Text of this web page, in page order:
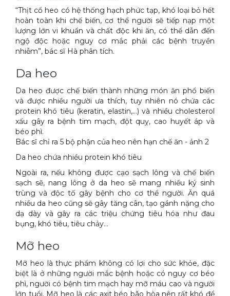
“Thịt cổ heo có hệ thống hạch phức tạp, khó loại bỏ hết
hoàn toàn khi chế biến, cơ thể người sẽ tiếp nạp một
lượng lớn vi khuẩn và chất độc khi ăn, có thể dẫn đến
ngộ độc hoặc nguy cơ mắc phải các bệnh truyền
nhiễm”, bác sĩ Hà phân tích.
Da heo
Da heo được chế biến thành những món ăn phổ biến
và được nhiều người ưa thích, tuy nhiên nó chứa các
protein khó tiêu (keratin, elastin,...) và nhiều cholesterol
xấu gây ra bệnh tim mạch, đột quỵ, cao huyết áp và
béo phì.
Bác sĩ chỉ ra 5 bộ phận của heo nên hạn chế ăn - ảnh 2
Da heo chứa nhiều protein khó tiêu
Ngoài ra, nếu không được cạo sạch lông và chế biến
sạch sẽ, nang lông ở da heo sẽ mang nhiều ký sinh
trùng và độc tố gây bệnh cho cơ thể người. Ăn quá
nhiều da heo cũng sẽ gây tăng cân, tạo gánh nặng cho
dạ dày và gây ra các triệu chứng tiêu hóa như đau
bụng, khó tiêu, tiêu chảy…
Mỡ heo
Mỡ heo là thực phẩm không có lợi cho sức khỏe, đặc
biệt là ở những người mắc bệnh hoặc có nguy cơ béo
phì, người có bệnh tim mạch hay mỡ máu cao và người
lớn tuổi. Mỡ heo là các axit béo bão hòa nên rất khó để